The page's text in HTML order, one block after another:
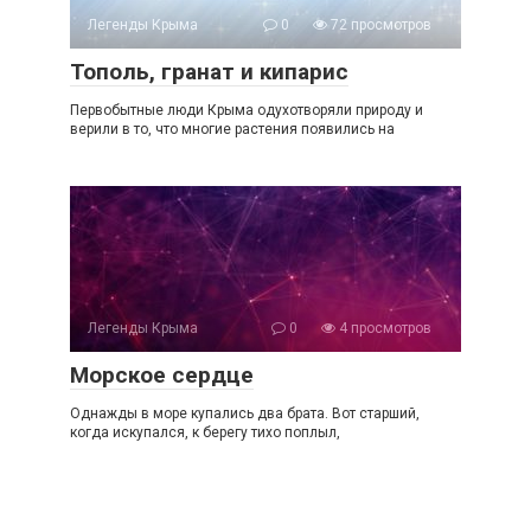
Легенды Крыма 0 72 просмотров
Тополь, гранат и кипарис
Первобытные люди Крыма одухотворяли природу и
верили в то, что многие растения появились на
Легенды Крыма 0 4 просмотров
Морское сердце
Однажды в море купались два брата. Вот старший,
когда искупался, к берегу тихо поплыл,